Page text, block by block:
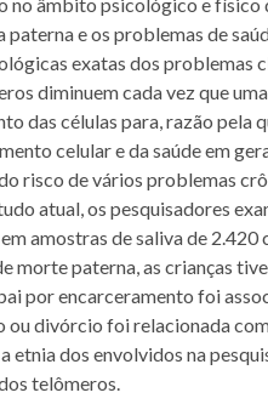
paterna e os problemas de
exatas dos problemas
diminuem cada vez que
das células para, razão pela
celular e da saúde em
risco de vários problemas
atual, os pesquisadores
amostras de saliva de
morte paterna, as crianças
por encarceramento foi
ou divórcio foi relacionada
etnia dos envolvidos na
telômeros.